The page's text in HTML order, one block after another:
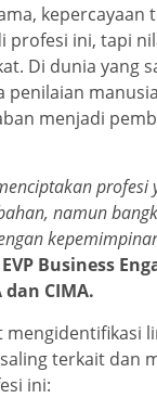
kepercayaan
profesi ini, tapi
Di dunia yang
penilaian
menjadi
profesi
namun
Business
dan CIMA.
mengidentifikasi
terkait dan
ini: